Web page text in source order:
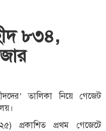
৮৩৪,
তালিকা নিয়ে গেজেট
প্রকাশিত প্রথম গেজেটে